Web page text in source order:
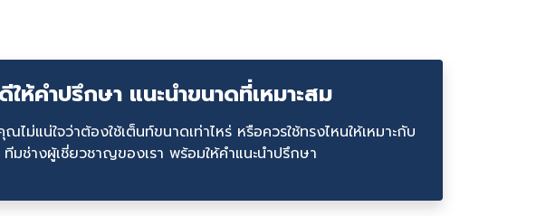
ให้คำปรึกษา แนะนำขนาดที่เหมาะสม
ไม่แน่ใจว่าต้องใช้เต็นท์ขนาดเท่าไหร่ หรือควรใช้ทรงไหนให้เหมาะกับ
มช่างผู้เชี่ยวชาญของเรา พร้อมให้คำแนะนำปรึกษา